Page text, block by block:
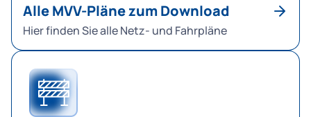
Alle MVV-Pläne zum Download
Hier finden Sie alle Netz- und Fahrpläne